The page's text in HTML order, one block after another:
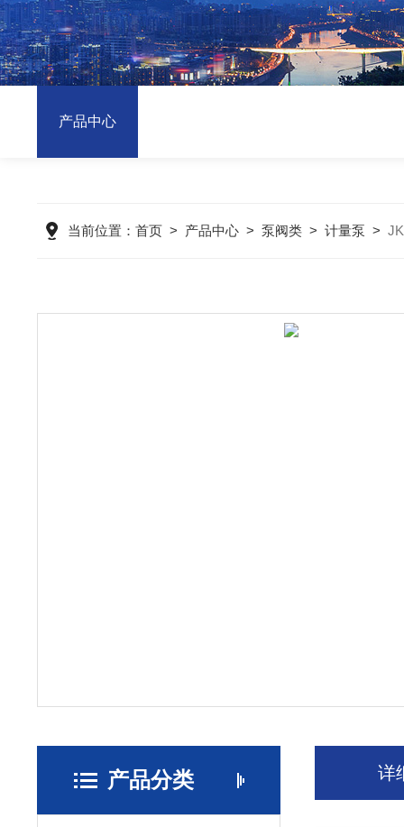
产品中心
当前位置： 首页> 产品中心> 泵阀类> 计量泵 >
产品分类 详